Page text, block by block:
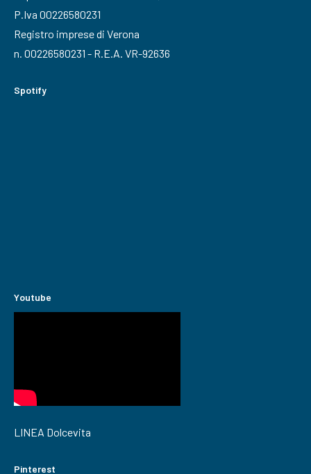
P.Iva 00226580231
Registro imprese di Verona
n. 00226580231 - R.E.A. VR-92636
Spotify
Youtube
LINEA Dolcevita
Pinterest